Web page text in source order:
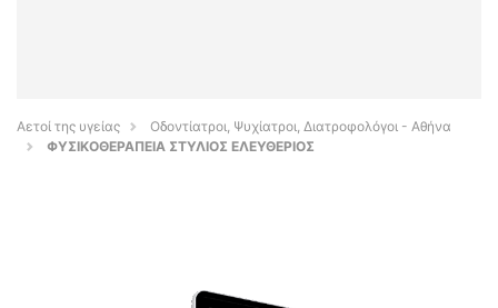
Αετοί της υγείας
Οδοντίατροι, Ψυχίατροι, Διατροφολόγοι - Αθήνα
ΦΥΣΙΚΟΘΕΡΑΠΕΙΑ ΣΤΥΛΙΟΣ ΕΛΕΥΘΕΡΙΟΣ